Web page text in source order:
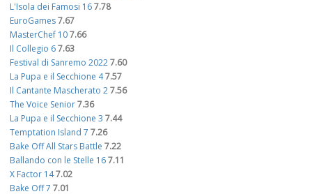
L'Isola dei Famosi 167.78
EuroGames7.67
MasterChef 107.66
Il Collegio 67.63
Festival di Sanremo 20227.60
La Pupa e il Secchione 47.57
Il Cantante Mascherato 27.56
The Voice Senior7.36
La Pupa e il Secchione 3 7.44
Temptation Island 7 7.26
Bake Off All Stars Battle 7.22
Ballando con le Stelle 167.11
X Factor 147.02
Bake Off 7 7.01